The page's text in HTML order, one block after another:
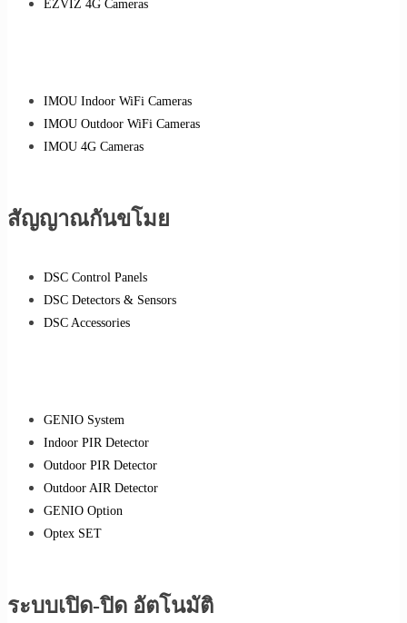
EZVIZ 4G Cameras
IMOU Indoor WiFi Cameras
IMOU Outdoor WiFi Cameras
IMOU 4G Cameras
สัญญาณกันขโมย
DSC Control Panels
DSC Detectors & Sensors
DSC Accessories
GENIO System
Indoor PIR Detector
Outdoor PIR Detector
Outdoor AIR Detector
GENIO Option
Optex SET
ระบบเปิด-ปิด อัตโนมัติ